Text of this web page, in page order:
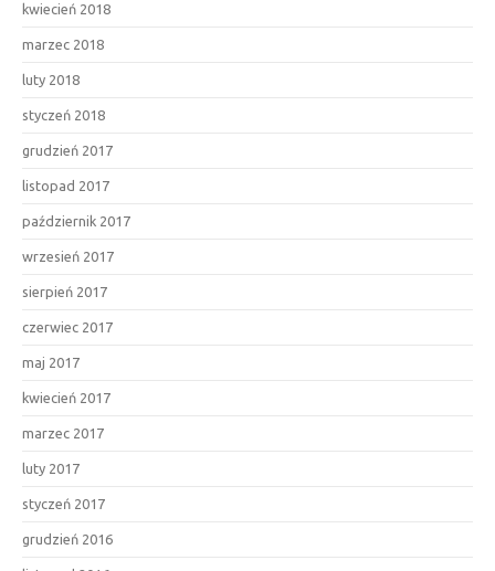
kwiecień 2018
marzec 2018
luty 2018
styczeń 2018
grudzień 2017
listopad 2017
październik 2017
wrzesień 2017
sierpień 2017
czerwiec 2017
maj 2017
kwiecień 2017
marzec 2017
luty 2017
styczeń 2017
grudzień 2016